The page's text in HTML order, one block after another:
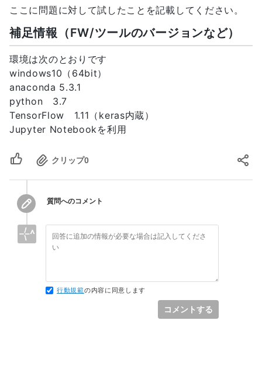
ここに問題に対して試したことを記載してください。
補足情報（FW/ツールのバージョンなど）
環境は次のとおりです
windows10（64bit）
anaconda 5.3.1
python 3.7
TensorFlow 1.11（keras内蔵）
Jupyter Notebookを利用
クリップ0
質問へのコメント
行動規範の内容に同意します
コメントする